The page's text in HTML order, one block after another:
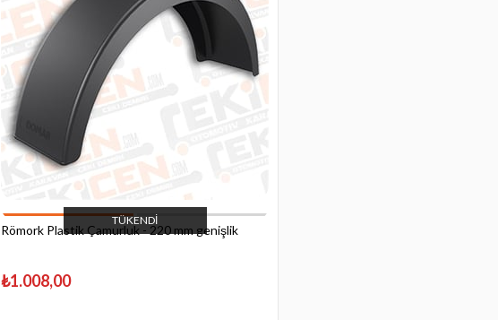
TÜKENDI
Römork Plastik Çamurluk - 220 mm genişlik
₺1.008,00